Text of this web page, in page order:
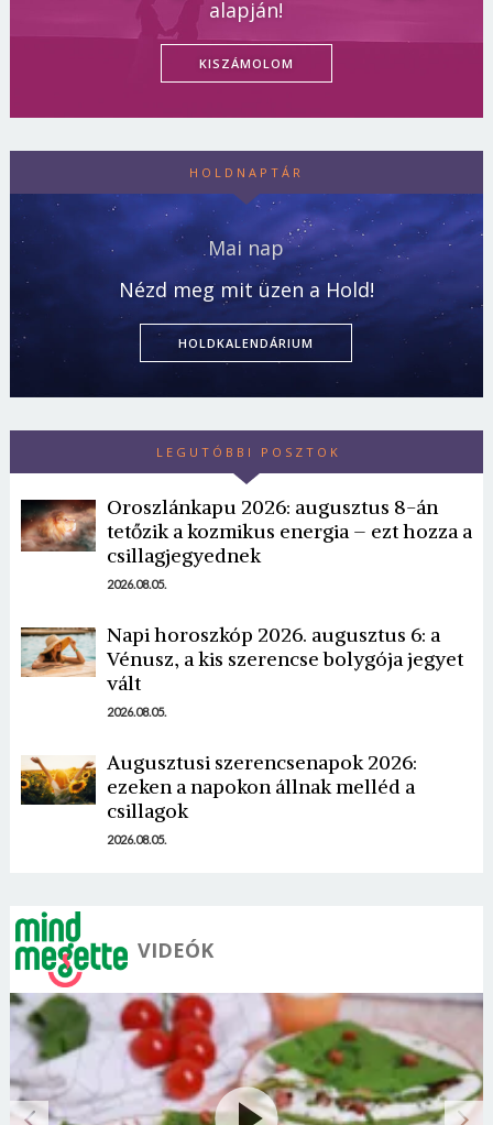
alapján!
KISZÁMOLOM
HOLDNAPTÁR
Mai nap
Nézd meg mit üzen a Hold!
HOLDKALENDÁRIUM
LEGUTÓBBI POSZTOK
Oroszlánkapu 2026: augusztus 8-án
tetőzik a kozmikus energia – ezt hozza a
csillagjegyednek
2026.08.05.
Napi horoszkóp 2026. augusztus 6: a
Vénusz, a kis szerencse bolygója jegyet
vált
2026.08.05.
Augusztusi szerencsenapok 2026:
ezeken a napokon állnak melléd a
csillagok
2026.08.05.
VIDEÓK